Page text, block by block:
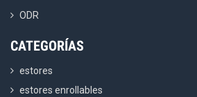
ODR
CATEGORÍAS
estores
estores enrollables